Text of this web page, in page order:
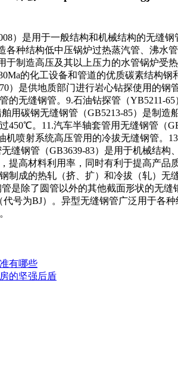
）是用于一般结构和机械结构的无缝
各种结构低中压锅炉过热蒸汽管、沸
于制造高压及其以上压力的水管锅炉
的化工设备和管道的优质碳素结构
）是供地质部门进行岩心钻探使用的
的无缝钢管。9.石油钻探管（YB5211-
用碳钢无缝钢管（GB5213-85）是制
450℃。11.汽车半轴套管用无缝钢管（
机喷射系统高压管用的冷拔无缝钢管
缝钢管（GB3639-83）是用于机械结
提高材料利用率，同时有利于提高产品
制成的热轧（挤、扩）和冷拔（轧）无
管是除了圆管以外的其他截面形状的无
号为BJ）。异型无缝钢管广泛用于各
有哪些
的坚强后盾